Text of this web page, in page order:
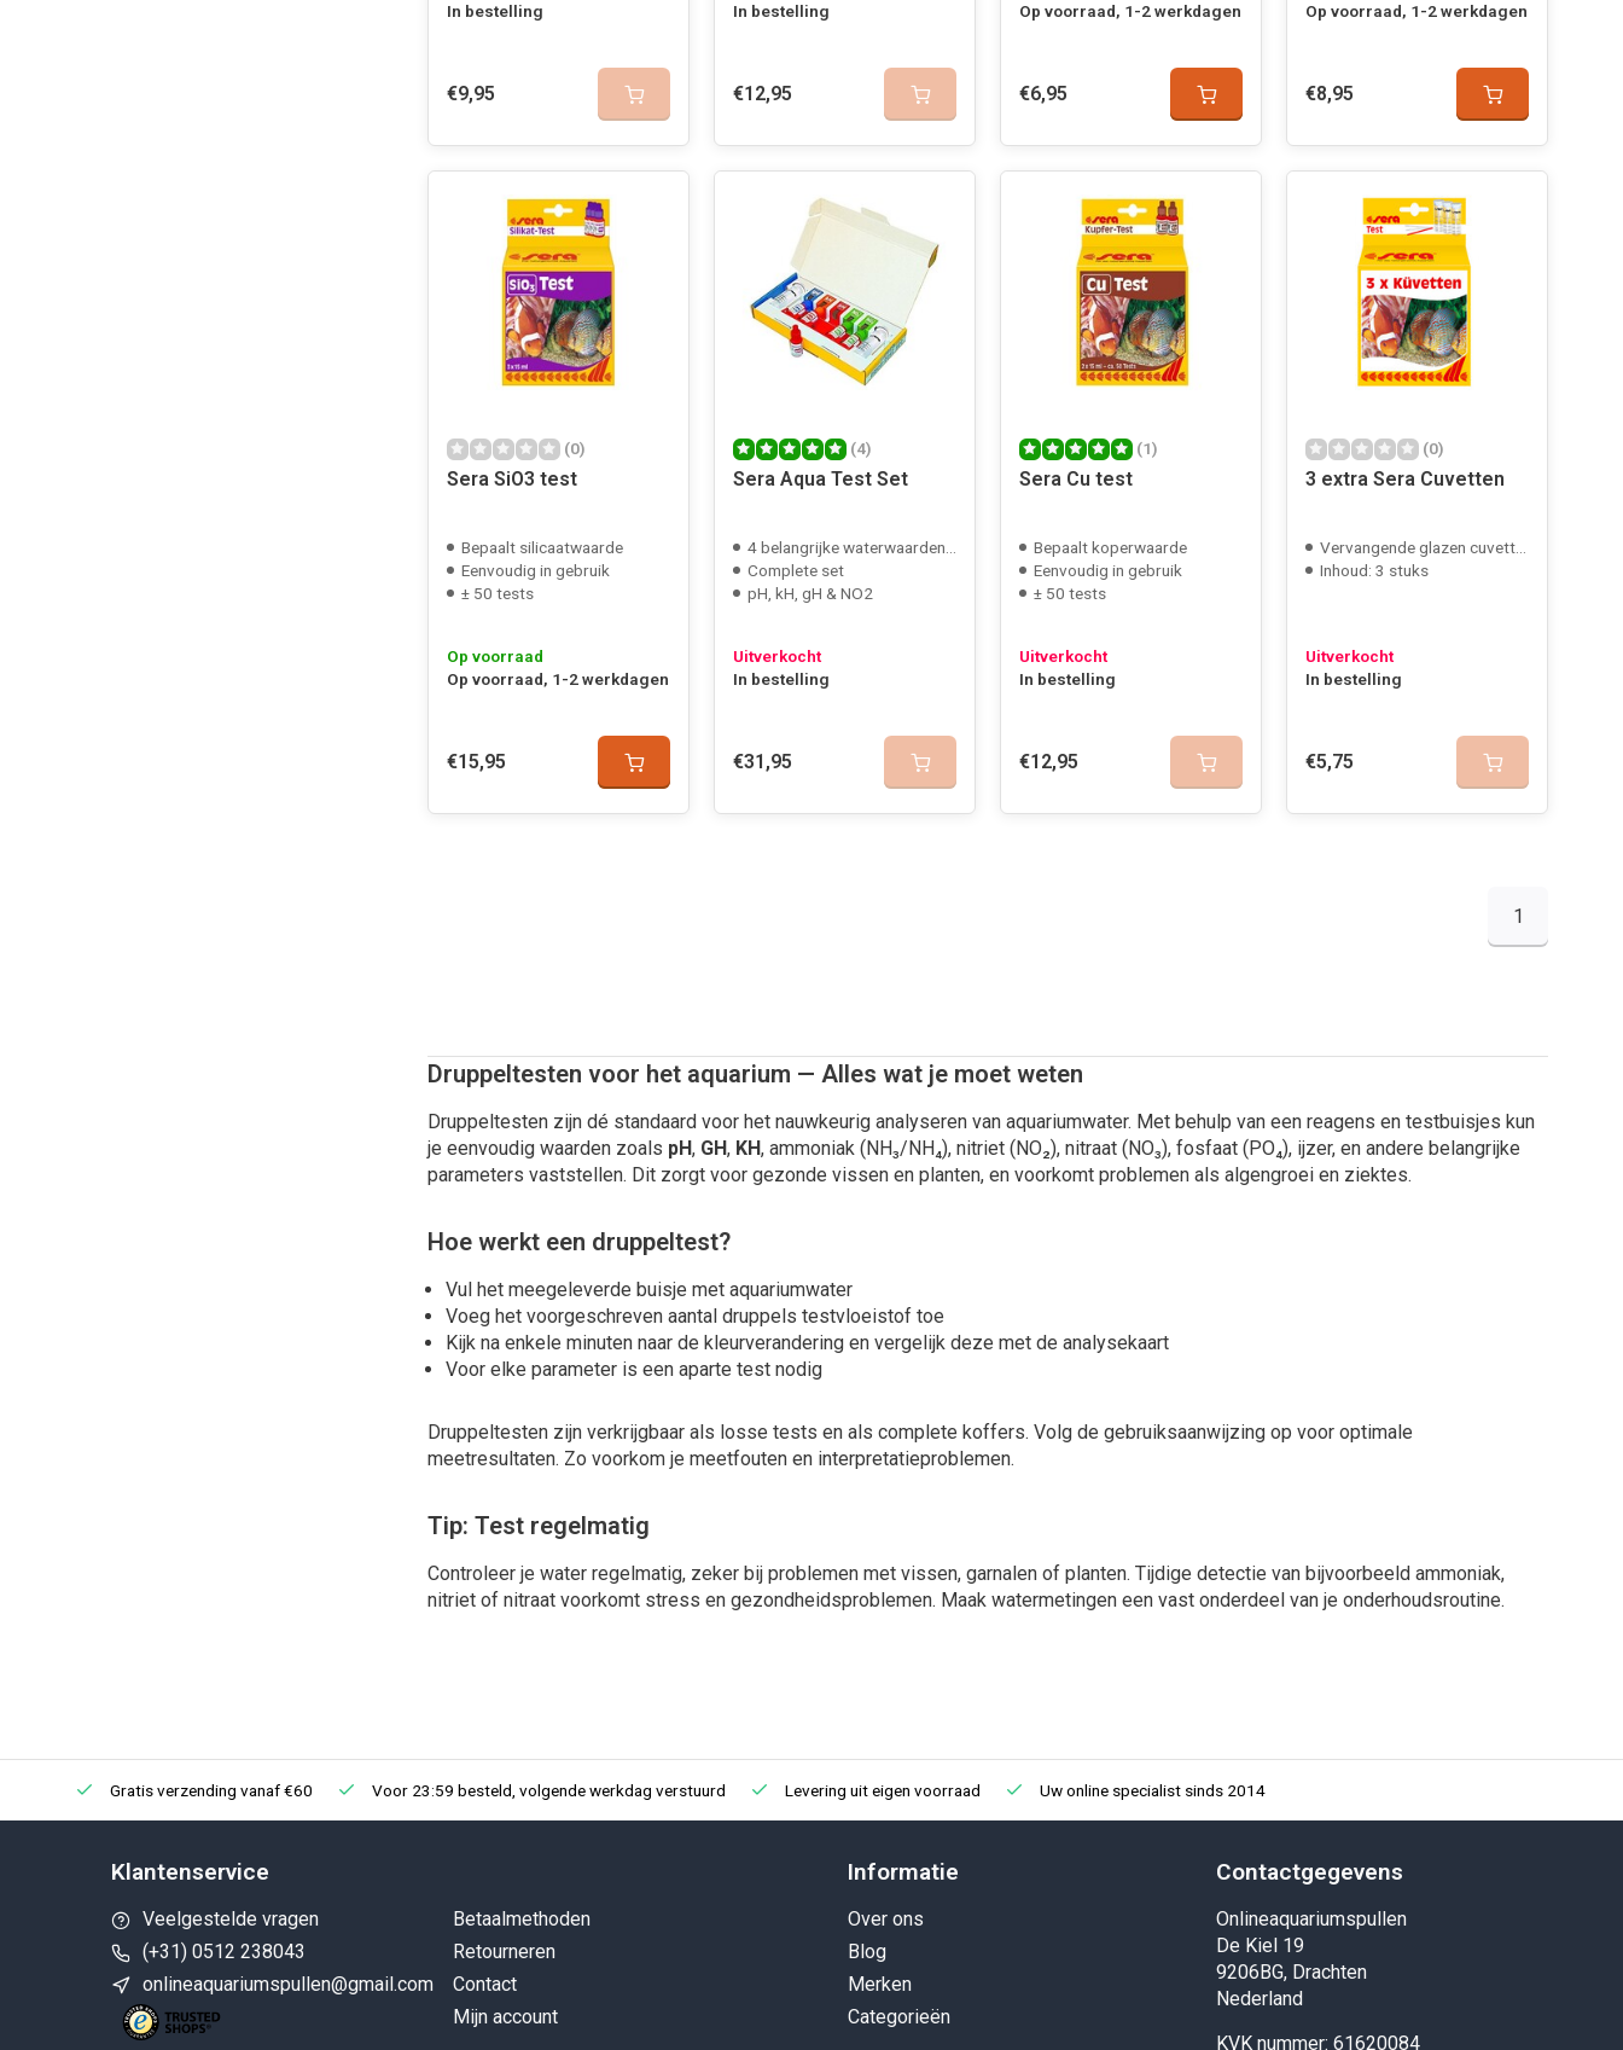
In bestelling
€9,95
In bestelling
€12,95
Op voorraad, 1-2 werkdagen
€6,95
Op voorraad, 1-2 werkdagen
€8,95
(0)
Sera SiO3 test
Bepaalt silicaatwaarde
Eenvoudig in gebruik
± 50 tests
Op voorraad
Op voorraad, 1-2 werkdagen
€15,95
(4)
Sera Aqua Test Set
4 belangrijke waterwaarden testbaar
Complete set
pH, kH, gH & NO2
Uitverkocht
In bestelling
€31,95
(1)
Sera Cu test
Bepaalt koperwaarde
Eenvoudig in gebruik
± 50 tests
Uitverkocht
In bestelling
€12,95
(0)
3 extra Sera Cuvetten
Vervangende glazen cuvetten
Inhoud: 3 stuks
Uitverkocht
In bestelling
€5,75
1
Druppeltesten voor het aquarium — Alles wat je moet weten
Druppeltesten zijn dé standaard voor het nauwkeurig analyseren van aquariumwater. Met behulp van een reagens en testbuisjes kun
je eenvoudig waarden zoals pH, GH, KH, ammoniak (NH₃/NH₄), nitriet (NO₂), nitraat (NO₃), fosfaat (PO₄), ijzer, en andere belangrijke
parameters vaststellen. Dit zorgt voor gezonde vissen en planten, en voorkomt problemen als algengroei en ziektes.
Hoe werkt een druppeltest?
Vul het meegeleverde buisje met aquariumwater
Voeg het voorgeschreven aantal druppels testvloeistof toe
Kijk na enkele minuten naar de kleurverandering en vergelijk deze met de analysekaart
Voor elke parameter is een aparte test nodig
Druppeltesten zijn verkrijgbaar als losse tests en als complete koffers. Volg de gebruiksaanwijzing op voor optimale
meetresultaten. Zo voorkom je meetfouten en interpretatieproblemen.
Tip: Test regelmatig
Controleer je water regelmatig, zeker bij problemen met vissen, garnalen of planten. Tijdige detectie van bijvoorbeeld ammoniak,
nitriet of nitraat voorkomt stress en gezondheidsproblemen. Maak watermetingen een vast onderdeel van je onderhoudsroutine.
Gratis verzending vanaf €60 Voor 23:59 besteld, volgende werkdag verstuurd Levering uit eigen voorraad Uw online specialist sinds 2014
Klantenservice
Veelgestelde vragen
(+31) 0512 238043
onlineaquariumspullen@gmail.com
Betaalmethoden
Retourneren
Contact
Mijn account
Informatie
Over ons
Blog
Merken
Categorieën
Contactgegevens
Onlineaquariumspullen
De Kiel 19
9206BG, Drachten
Nederland
KVK nummer: 61620084